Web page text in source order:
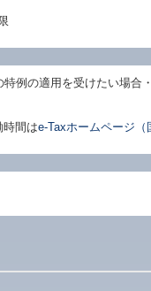
例の適用を受けたい場合
間はe-Taxホームページ（